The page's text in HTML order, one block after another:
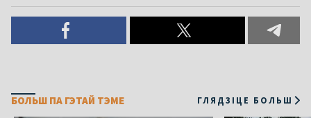
БОЛЬШ ПА ГЭТАЙ ТЭМЕ ГЛЯДЗІЦЕ БОЛЬШ